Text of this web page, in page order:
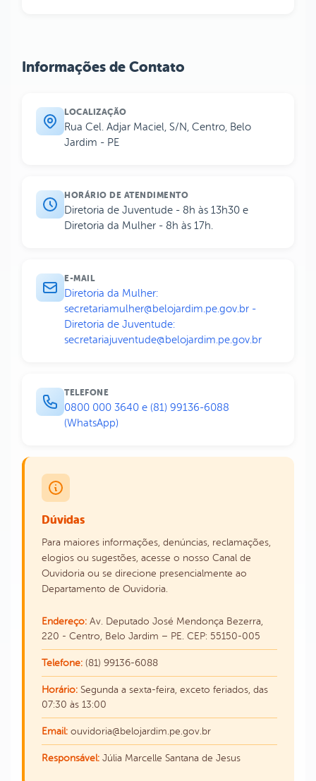
Informações de Contato
LOCALIZAÇÃO
Rua Cel. Adjar Maciel, S/N, Centro, Belo
Jardim - PE
HORÁRIO DE ATENDIMENTO
Diretoria de Juventude - 8h às 13h30 e
Diretoria da Mulher - 8h às 17h.
E-MAIL
Diretoria da Mulher:
secretariamulher@belojardim.pe.gov.br -
Diretoria de Juventude:
secretariajuventude@belojardim.pe.gov.br
TELEFONE
0800 000 3640 e (81) 99136-6088
(WhatsApp)
Dúvidas
Para maiores informações, denúncias, reclamações,
elogios ou sugestões, acesse o nosso Canal de
Ouvidoria ou se direcione presencialmente ao
Departamento de Ouvidoria.
Endereço: Av. Deputado José Mendonça Bezerra,
220 - Centro, Belo Jardim – PE. CEP: 55150-005
Telefone: (81) 99136-6088
Horário: Segunda a sexta-feira, exceto feriados, das
07:30 às 13:00
Email: ouvidoria@belojardim.pe.gov.br
Responsável: Júlia Marcelle Santana de Jesus